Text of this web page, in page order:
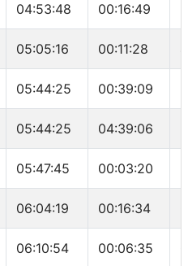
04:53:48 00:16:49
05:05:16 00:11:28
05:44:25 00:39:09
05:44:25 04:39:06
05:47:45 00:03:20
06:04:19 00:16:34
06:10:54 00:06:35